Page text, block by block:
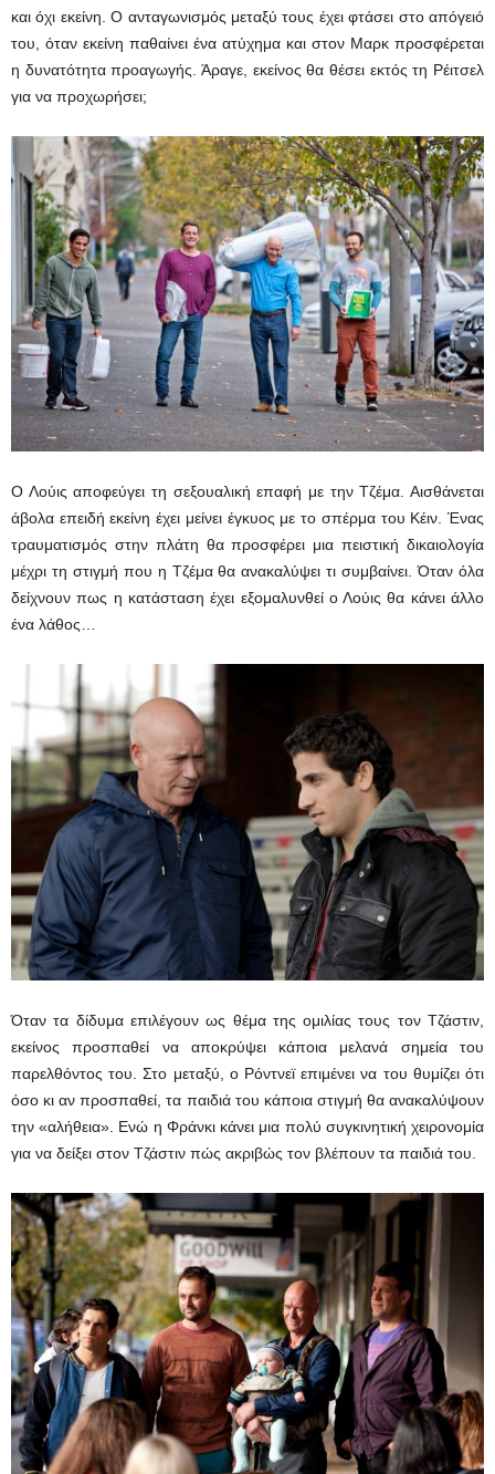
και όχι εκείνη. Ο ανταγωνισμός μεταξύ τους έχει φτάσει στο απόγειό
του, όταν εκείνη παθαίνει ένα ατύχημα και στον Μαρκ προσφέρεται
η δυνατότητα προαγωγής. Άραγε, εκείνος θα θέσει εκτός τη Ρέιτσελ
για να προχωρήσει;
Ο Λούις αποφεύγει τη σεξουαλική επαφή με την Τζέμα. Αισθάνεται
άβολα επειδή εκείνη έχει μείνει έγκυος με το σπέρμα του Κέιν. Ένας
τραυματισμός στην πλάτη θα προσφέρει μια πειστική δικαιολογία
μέχρι τη στιγμή που η Τζέμα θα ανακαλύψει τι συμβαίνει. Όταν όλα
δείχνουν πως η κατάσταση έχει εξομαλυνθεί ο Λούις θα κάνει άλλο
ένα λάθος…
Όταν τα δίδυμα επιλέγουν ως θέμα της ομιλίας τους τον Τζάστιν,
εκείνος προσπαθεί να αποκρύψει κάποια μελανά σημεία του
παρελθόντος του. Στο μεταξύ, ο Ρόντνεϊ επιμένει να του θυμίζει ότι
όσο κι αν προσπαθεί, τα παιδιά του κάποια στιγμή θα ανακαλύψουν
την «αλήθεια». Ενώ η Φράνκι κάνει μια πολύ συγκινητική χειρονομία
για να δείξει στον Τζάστιν πώς ακριβώς τον βλέπουν τα παιδιά του.